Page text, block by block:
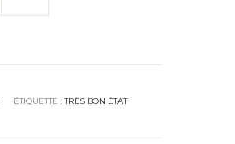
ÉTIQUETTE :TRÈS BON ÉTAT